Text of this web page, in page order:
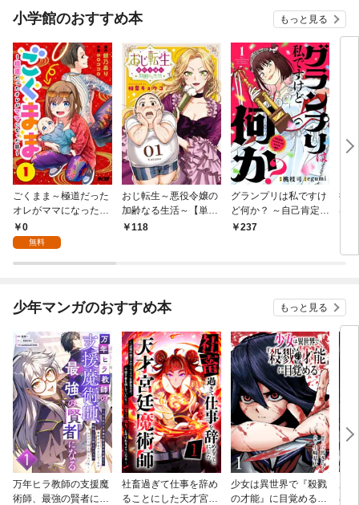
小学館のおすすめ本 もっと見る
ごくまま～極道だった
オレがママになった話
～【単話】（１）
0
無料
おじ転生～悪役令嬢の
加齢なる生活～【単
話】（１）
118
グランプリは私ですけ
ど何か？ ～自己肯定モ
ンスターのミスコン無
237
後
は
少年マンガのおすすめ本 もっと見る
万年ヒラ教師の支援魔
術師、最強の賢者にな
社畜過ぎて仕事を辞め
ることにした天才宮廷
少女は異世界で『殺戮
の才能』に目覚める
者